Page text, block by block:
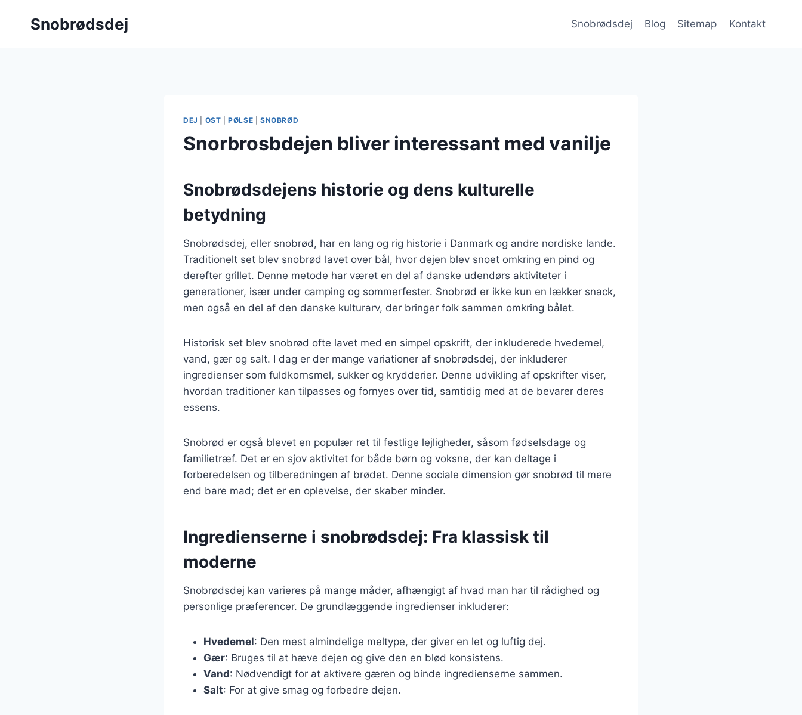
Snobrødsdej Snobrødsdej Blog Sitemap Kontakt
DEJ OST |PØLSE SNOBRØD
Snorbrosbdejen bliver interessant med vanilje
Snobrødsdejens historie og dens kulturelle
betydning
Snobrødsdej, eller snobrød, har en lang og rig historie i Danmark og andre nordiske lande.
Traditionelt set blev snobrød lavet over bål, hvor dejen blev snoet omkring en pind og
derefter grillet. Denne metode har været en del af danske udendørs aktiviteter i
generationer, især under camping og sommerfester. Snobrød er ikke kun en lækker snack,
men også en del af den danske kulturarv, der bringer folk sammen omkring bålet.
Historisk set blev snobrød ofte lavet med en simpel opskrift, der inkluderede hvedemel,
vand, gær og salt. I dag er der mange variationer af snobrødsdej, der inkluderer
ingredienser som fuldkornsmel, sukker og krydderier. Denne udvikling af opskrifter viser,
hvordan traditioner kan tilpasses og fornyes over tid, samtidig med at de bevarer deres
essens.
Snobrød er også blevet en populær ret til festlige lejligheder, såsom fødselsdage og
familietræf. Det er en sjov aktivitet for både børn og voksne, der kan deltage i
forberedelsen og tilberedningen af brødet. Denne sociale dimension gør snobrød til mere
end bare mad; det er en oplevelse, der skaber minder.
Ingredienserne i snobrødsdej: Fra klassisk til
moderne
Snobrødsdej kan varieres på mange måder, afhængigt af hvad man har til rådighed og
personlige præferencer. De grundlæggende ingredienser inkluderer:
Hvedemel: Den mest almindelige meltype, der giver en let og luftig dej.
Gær: Bruges til at hæve dejen og give den en blød konsistens.
Vand: Nødvendigt for at aktivere gæren og binde ingredienserne sammen.
Salt: For at give smag og forbedre dejen.